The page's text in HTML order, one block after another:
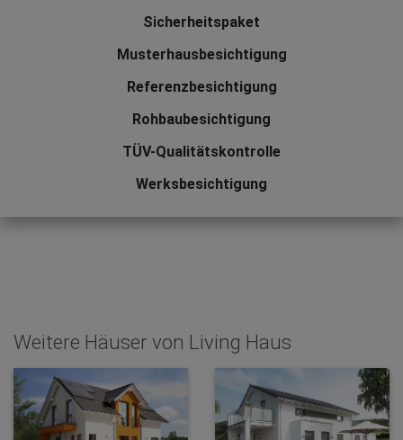
Sicherheitspaket
Musterhausbesichtigung
Referenzbesichtigung
Rohbaubesichtigung
TÜV-Qualitätskontrolle
Werksbesichtigung
Weitere Häuser von Living Haus